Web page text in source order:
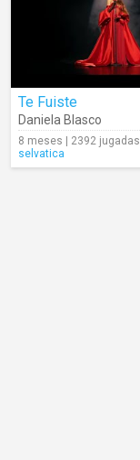
Te Fuiste
Daniela Blasco
8 meses | 2392 jugadas
selvatica